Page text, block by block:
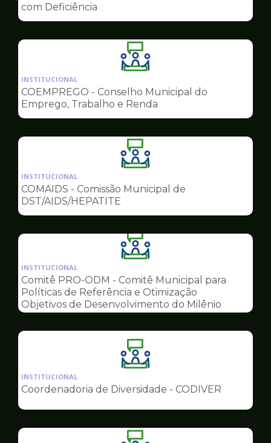
Conselhos
com Deficiência
Ilustração
da
pagina
de
Conselhos
INSTITUCIONAL
COEMPREGO - Conselho Municipal do
Emprego, Trabalho e Renda
Ilustração
da
pagina
Conselhos
INSTITUCIONAL
COMAIDS - Comissão Municipal de
DST/AIDS/HEPATITE
Ilustração
da
pagina
de
Conselhos
INSTITUCIONAL
Comitê PRO-ODM - Comitê Municipal para
Políticas de Referência e Otimização
Objetivos de Desenvolvimento do Milênio
Ilustração
da
pagina
Conselhos
INSTITUCIONAL
Coordenadoria de Diversidade - CODIVER